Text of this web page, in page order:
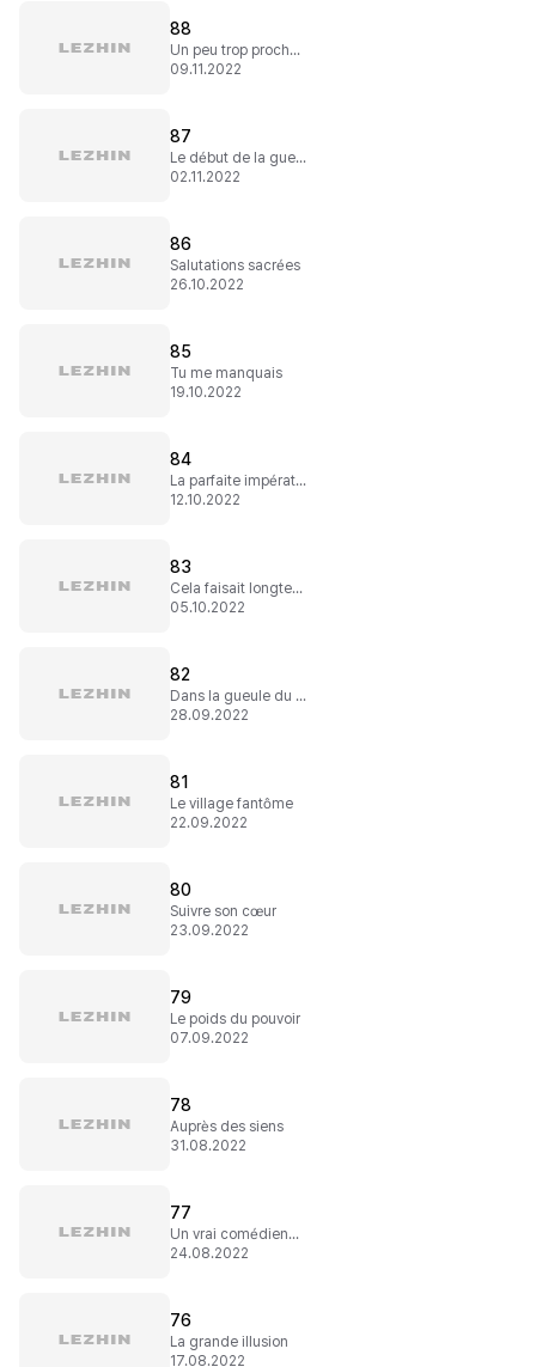
88
Un peu trop proche...
09.11.2022
87
Le début de la guerre
02.11.2022
86
Salutations sacrées
26.10.2022
85
Tu me manquais
19.10.2022
84
La parfaite impératrice
12.10.2022
83
Cela faisait longtemps
05.10.2022
82
Dans la gueule du loup
28.09.2022
81
Le village fantôme
22.09.2022
80
Suivre son cœur
23.09.2022
79
Le poids du pouvoir
07.09.2022
78
Auprès des siens
31.08.2022
77
Un vrai comédien...
24.08.2022
76
La grande illusion
17.08.2022